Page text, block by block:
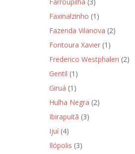
Faxinalzinho (1)
Fazenda Vilanova (2)
Fontoura Xavier (1)
Frederico Westphalen (2)
Gentil (1)
Giruá (1)
Hulha Negra (2)
Ibirapuitã (3)
Ijuí(4)
Ilópolis (3)